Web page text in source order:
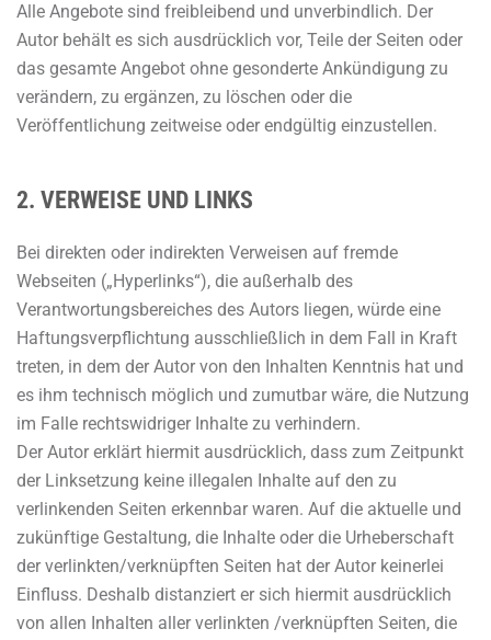
Alle Angebote sind freibleibend und unverbindlich. Der
Autor behält es sich ausdrücklich vor, Teile der Seiten oder
das gesamte Angebot ohne gesonderte Ankündigung zu
verändern, zu ergänzen, zu löschen oder die
Veröffentlichung zeitweise oder endgültig einzustellen.
2. VERWEISE UND LINKS
Bei direkten oder indirekten Verweisen auf fremde
Webseiten („Hyperlinks“), die außerhalb des
Verantwortungsbereiches des Autors liegen, würde eine
Haftungsverpflichtung ausschließlich in dem Fall in Kraft
treten, in dem der Autor von den Inhalten Kenntnis hat und
es ihm technisch möglich und zumutbar wäre, die Nutzung
im Falle rechtswidriger Inhalte zu verhindern.
Der Autor erklärt hiermit ausdrücklich, dass zum Zeitpunkt
der Linksetzung keine illegalen Inhalte auf den zu
verlinkenden Seiten erkennbar waren. Auf die aktuelle und
zukünftige Gestaltung, die Inhalte oder die Urheberschaft
der verlinkten/verknüpften Seiten hat der Autor keinerlei
Einfluss. Deshalb distanziert er sich hiermit ausdrücklich
von allen Inhalten aller verlinkten /verknüpften Seiten, die